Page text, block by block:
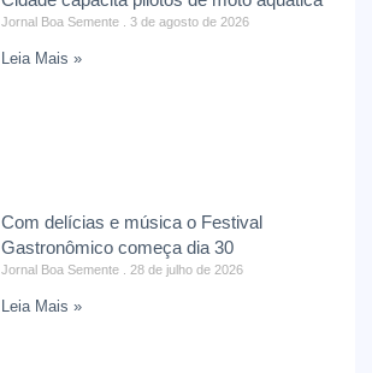
Jornal Boa Semente 3 de agosto de 2026
Leia Mais »
Com delícias e música o Festival
Gastronômico começa dia 30
Jornal Boa Semente 28 de julho de 2026
Leia Mais »